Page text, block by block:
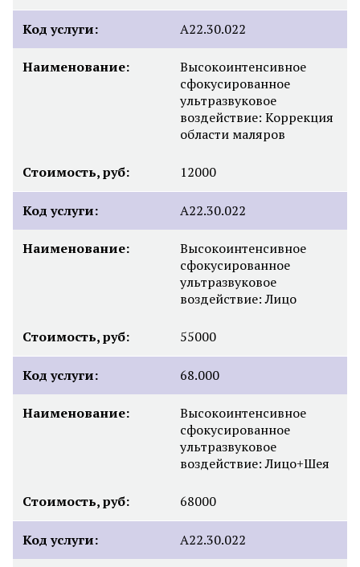
Код услуги: А22.30.022
Наименование:
Высокоинтенсивное
сфокусированное
ультразвуковое
воздействие: Коррекция
области маляров
Стоимость, руб: 12000
Код услуги: А22.30.022
Наименование:
Высокоинтенсивное
сфокусированное
ультразвуковое
воздействие: Лицо
Стоимость, руб: 55000
Код услуги: 68.000
Наименование:
Высокоинтенсивное
сфокусированное
ультразвуковое
воздействие: Лицо+Шея
Стоимость, руб: 68000
Код услуги: А22.30.022